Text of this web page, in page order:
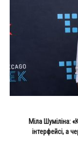
Міла Шуміліна:
інтерфейсі, а